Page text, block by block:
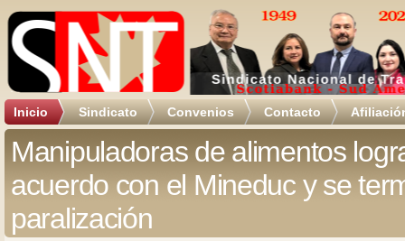
Inicio Sindicato Convenios Contacto
Manipuladoras de alimentos
acuerdo con el Mineduc y se
paralización